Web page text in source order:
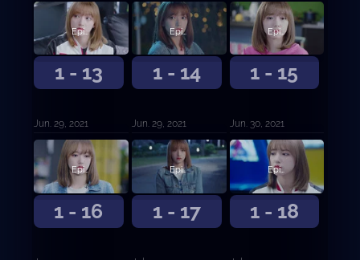
1 - 13
Episodio 13
Jun. 29, 2021
1 - 14
Episodio 14
Jun. 29, 2021
1 - 15
Episodio 15
Jun. 30, 2021
1 - 16
Episodio 16
1 - 17
Episodio 17
1 - 18
Episodio 18